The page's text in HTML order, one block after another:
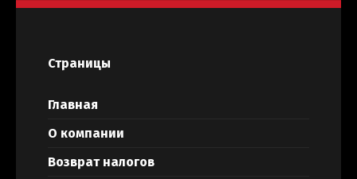
Страницы
Главная
О компании
Возврат налогов